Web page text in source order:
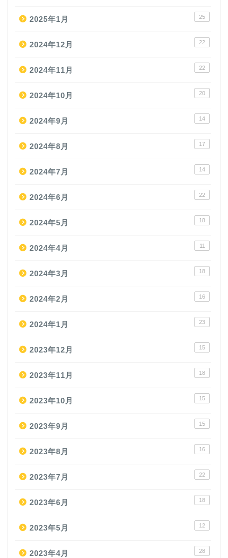
2025年1月 25
2024年12月 22
2024年11月 22
2024年10月 20
2024年9月 14
2024年8月 17
2024年7月 14
2024年6月 22
2024年5月 18
2024年4月 11
2024年3月 18
2024年2月 16
2024年1月 23
2023年12月 15
2023年11月 18
2023年10月 15
2023年9月 15
2023年8月 16
2023年7月 22
2023年6月 18
2023年5月 12
2023年4月 28